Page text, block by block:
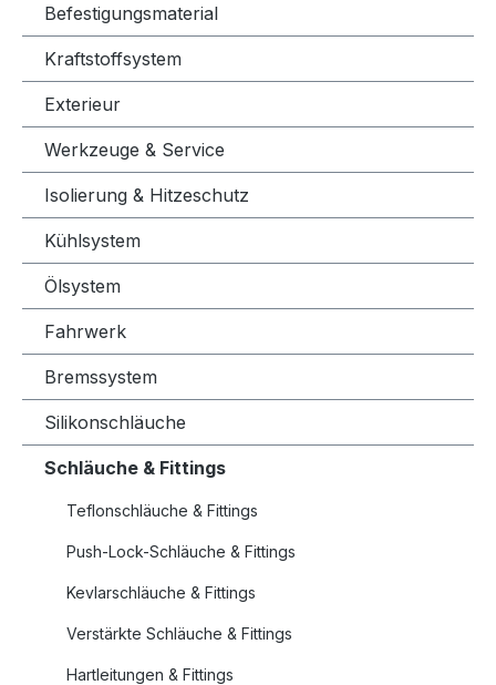
Befestigungsmaterial
Kraftstoffsystem
Exterieur
Werkzeuge & Service
Isolierung & Hitzeschutz
Kühlsystem
Ölsystem
Fahrwerk
Bremssystem
Silikonschläuche
Schläuche & Fittings
Teflonschläuche & Fittings
Push-Lock-Schläuche & Fittings
Kevlarschläuche & Fittings
Verstärkte Schläuche & Fittings
Hartleitungen & Fittings